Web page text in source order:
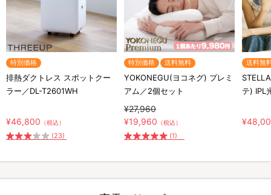
特別価格
排熱ダクトレス スポットクー
ラー／DL-T2601WH
¥46,800 （税込）
(23)
特別価格 送料無料
YOKONEGU(ヨコネグ) プレミ
アム／2個セット
¥27,960
¥19,960 （税込）
(1)
送料無
テ) IPL